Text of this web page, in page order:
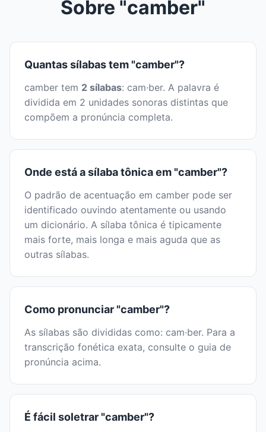
Sobre "camber"
Quantas sílabas tem "camber"?
camber tem 2 sílabas: cam·ber. A palavra é
dividida em 2 unidades sonoras distintas que
compõem a pronúncia completa.
Onde está a sílaba tônica em "camber"?
O padrão de acentuação em camber pode ser
identificado ouvindo atentamente ou usando
um dicionário. A sílaba tônica é tipicamente
mais forte, mais longa e mais aguda que as
outras sílabas.
Como pronunciar "camber"?
As sílabas são divididas como: cam·ber. Para a
transcrição fonética exata, consulte o guia de
pronúncia acima.
É fácil soletrar "camber"?